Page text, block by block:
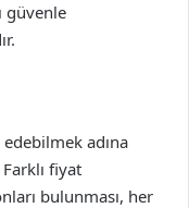
güvenle
adına
fiyat
bulunması, her